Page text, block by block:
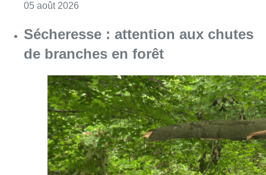
05 août 2026
Sécheresse : attention aux chutes
de branches en forêt